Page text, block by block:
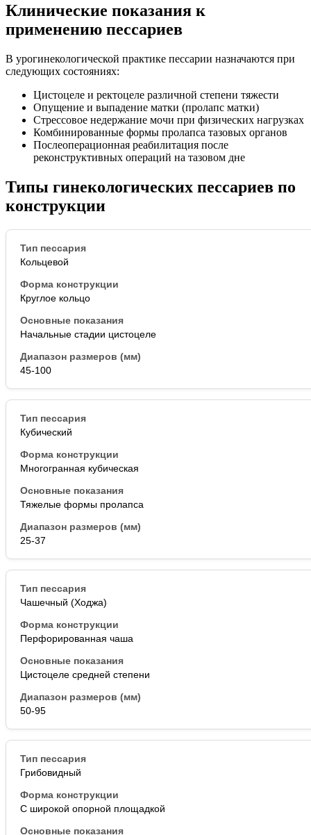
Клинические показания к
применению пессариев
В урогинекологической практике пессарии назначаются при
следующих состояниях:
Цистоцеле и ректоцеле различной степени тяжести
Опущение и выпадение матки (пролапс матки)
Стрессовое недержание мочи при физических нагрузках
Комбинированные формы пролапса тазовых органов
Послеоперационная реабилитация после
реконструктивных операций на тазовом дне
Типы гинекологических пессариев по
конструкции
Кольцевой
Круглое кольцо
Начальные стадии цистоцеле
45-100
Кубический
Многогранная кубическая
Тяжелые формы пролапса
25-37
Чашечный (Ходжа)
Перфорированная чаша
Цистоцеле средней степени
50-95
Грибовидный
С широкой опорной площадкой